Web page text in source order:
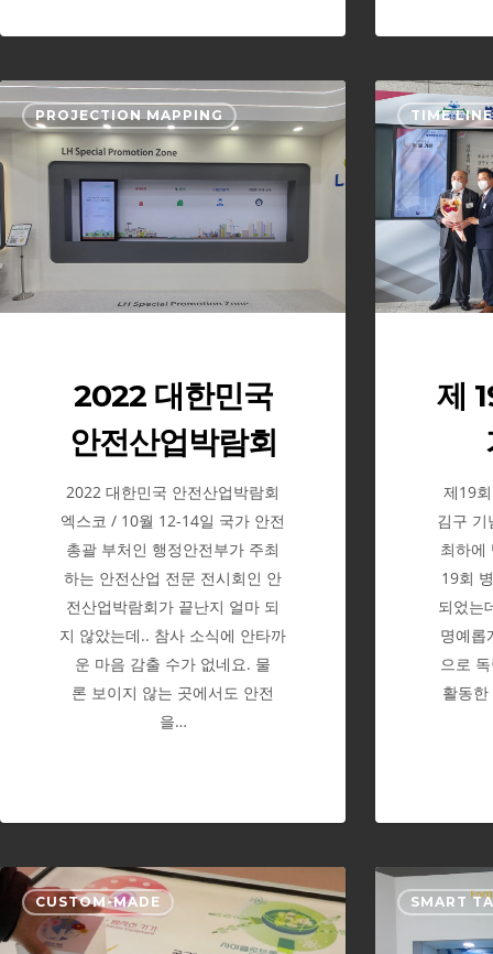
PROJECTION MAPPING
2022
대
한
민
국
안
전
람
회
2022 대한민국
안전산업박람회
2022 대한민국 안전산업박람회
엑스코 / 10월 12-14일 국가 안전
총괄 부처인 행정안전부가 주최
하는 안전산업 전문 전시회인 안
전산업박람회가 끝난지 얼마 되
지 않았는데.. 참사 소식에 안타까
운 마음 감출 수가 없네요. 물
론 보이지 않는 곳에서도 안전
을…
TIME LINE
제
제19
김구
최하에
19회
되었는
명예롭
으로
활동
CUSTOM-MADE
한
국
SMART